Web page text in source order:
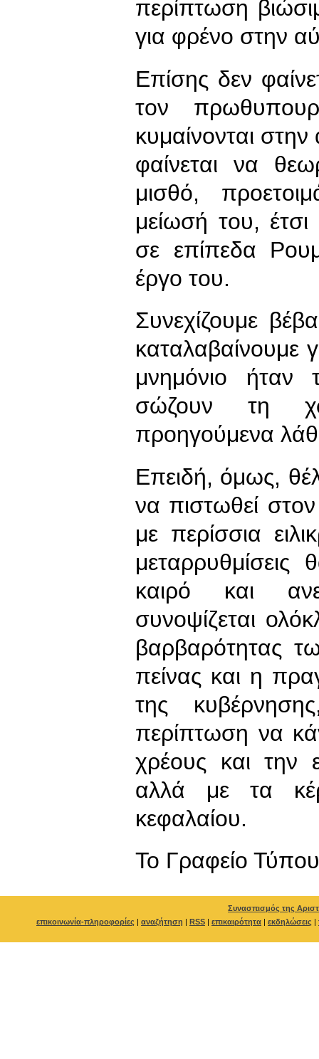
περίπτωση
για φρένο στην
Επίσης δεν
τον
κυμαίνονται
φαίνεται να
μισθό,
μείωσή του,
σε επίπεδα
έργο του.
Συνεχίζουμε
καταλαβαίνουμε
μνημόνιο
σώζουν τη
προηγούμενα
Επειδή, όμως,
να πιστωθεί
με περίσσια
καιρό και
συνοψίζεται
βαρβαρότητας
πείνας και η
της
περίπτωση να
χρέους και την
αλλά με τα
κεφαλαίου.
To Γραφείο Τύπου
Συνασπισμός της
επικοινωνία-πληροφορίες | αναζήτηση | RSS | επικαιρότητα | εκδηλώσεις |